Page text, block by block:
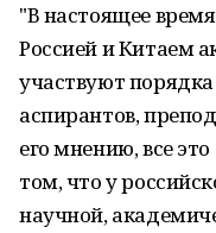
"В настоящее
Россией и Китаем
участвуют
аспирантов,
его мнению, все
том, что у
научной,